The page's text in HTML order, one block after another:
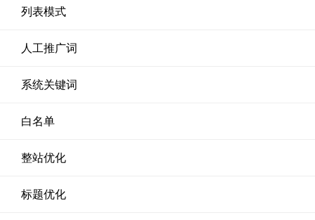
列表模式
人工推广词
系统关键词
白名单
整站优化
标题优化